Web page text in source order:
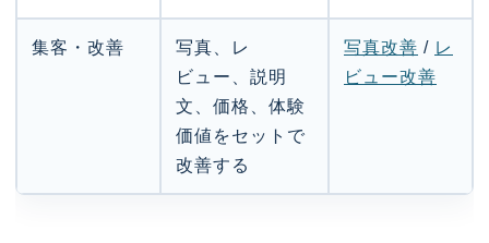
集客・改善
写真、レ
ビュー、説明
文、価格、体験
価値をセットで
改善する
写真改善 / レ
ビュー改善